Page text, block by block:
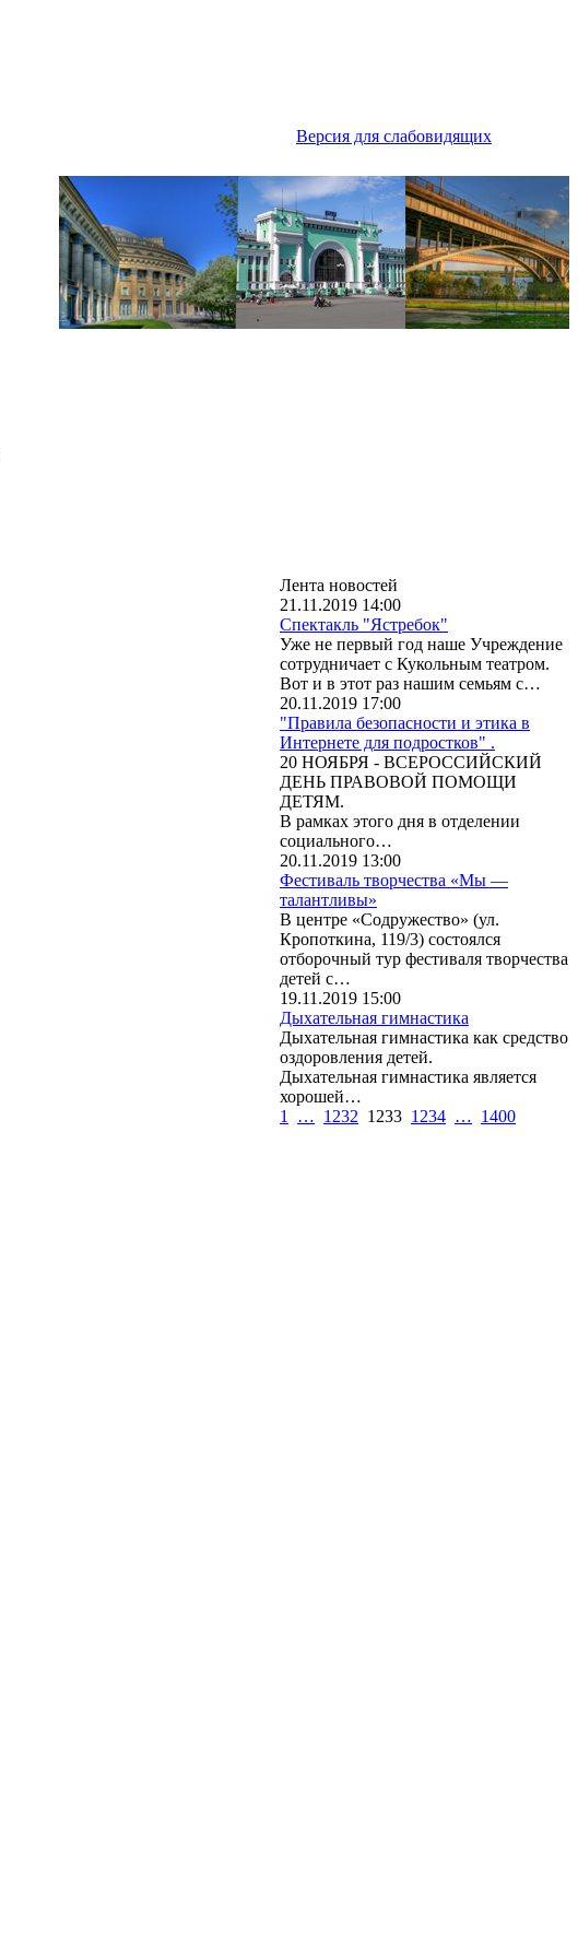
Версия для слабовидящих
Лента новостей
21.11.2019 14:00
Спектакль "Ястребок"
Уже не первый год наше Учреждение
сотрудничает с Кукольным театром.
Вот и в этот раз нашим семьям с…
20.11.2019 17:00
"Правила безопасности и этика в
Интернете для подростков" .
20 НОЯБРЯ - ВСЕРОССИЙСКИЙ
ДЕНЬ ПРАВОВОЙ ПОМОЩИ
ДЕТЯМ.
В рамках этого дня в отделении
социального…
20.11.2019 13:00
Фестиваль творчества «Мы —
талантливы»
В центре «Содружество» (ул.
Кропоткина, 119/3) состоялся
отборочный тур фестиваля творчества
детей с…
19.11.2019 15:00
Дыхательная гимнастика
Дыхательная гимнастика как средство
оздоровления детей.
Дыхательная гимнастика является
хорошей…
1
… 1232 1233 1234 … 1400